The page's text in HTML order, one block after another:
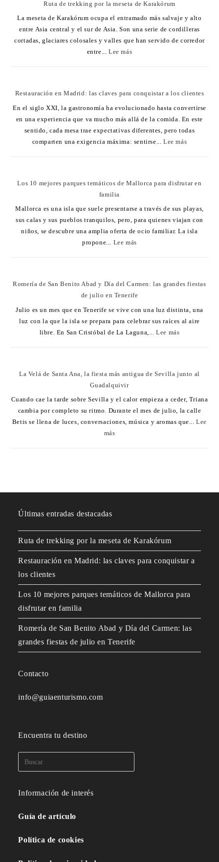
Ruta de trekking por la meseta de Karakórum
La meseta de Karakórum ocupa el entramado más salvaje y alto
entre Asia central y el sur de Asia. Son una serie de cordilleras
cortadas, glaciares colosales y valles que han servido de corredor
entre...Lee más
Restauración en Madrid: las claves para conquistar a los clientes
En el siglo XXI, la gastronomía ha evolucionado hasta convertirse
en una experiencia que va mucho más allá de la comida. En este
sentido, cada mesa trae expectativas diferentes, pero todas
comparten una exigencia máxima: sentirse...Lee más
Los 10 mejores parques temáticos de Mallorca para disfrutar en
familia
Mallorca es una isla que suele presentarse a través de sus playas,
sus calas y sus pueblos tranquilos, pero, para quienes viajan con
niños, se descubre una amplia oferta de ocio familiar. La isla
propone... Lee más
Romería de San Benito Abad y Día del Carmen: las grandes fiestas
de julio en Tenerife
Julio es un mes que en Tenerife se vive con una luz distinta, una
luz con la que la isla se prepara para celebrar sus raíces al aire
libre. En San Cristóbal de La Laguna,...Lee más
La Velá de Santa Ana, la fiesta más antigua de Sevilla junto al
Guadalquivir
Cuando cae la tarde sobre Sevilla y el calor empieza a ceder, Triana
cambia por completo su ritmo. Durante el mes de julio, la calle
Betis se llena de luces, conversaciones, música y aromas que...Lee
más
Últimas entradas destacadas
Ruta de trekking por la meseta de Karakórum
Restauración en Madrid: las claves para conquistar a
los clientes
Los 10 mejores parques temáticos de Mallorca para
disfrutar en familia
Romería de San Benito Abad y Día del Carmen: las
grandes fiestas de julio en Tenerife
Contacto
info@guiaenturismo.com
Encuentra tu destino
Información de interés
Guía de artículo
Política de cookies